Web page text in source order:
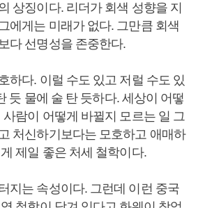
상징이다. 리더가 회색 성향을 지
에게는 미래가 없다. 그만큼 회색
다 선명성을 존중한다.
하다. 이럴 수도 있고 저럴 수도 있
듯 물에 술 탄 듯하다. 세상이 어떻
람이 어떻게 바뀔지 모르는 일 그
처신하기보다는 모호하고 애매하
제일 좋은 처세 철학이다.
지는 속성이다. 그런데 이런 중국